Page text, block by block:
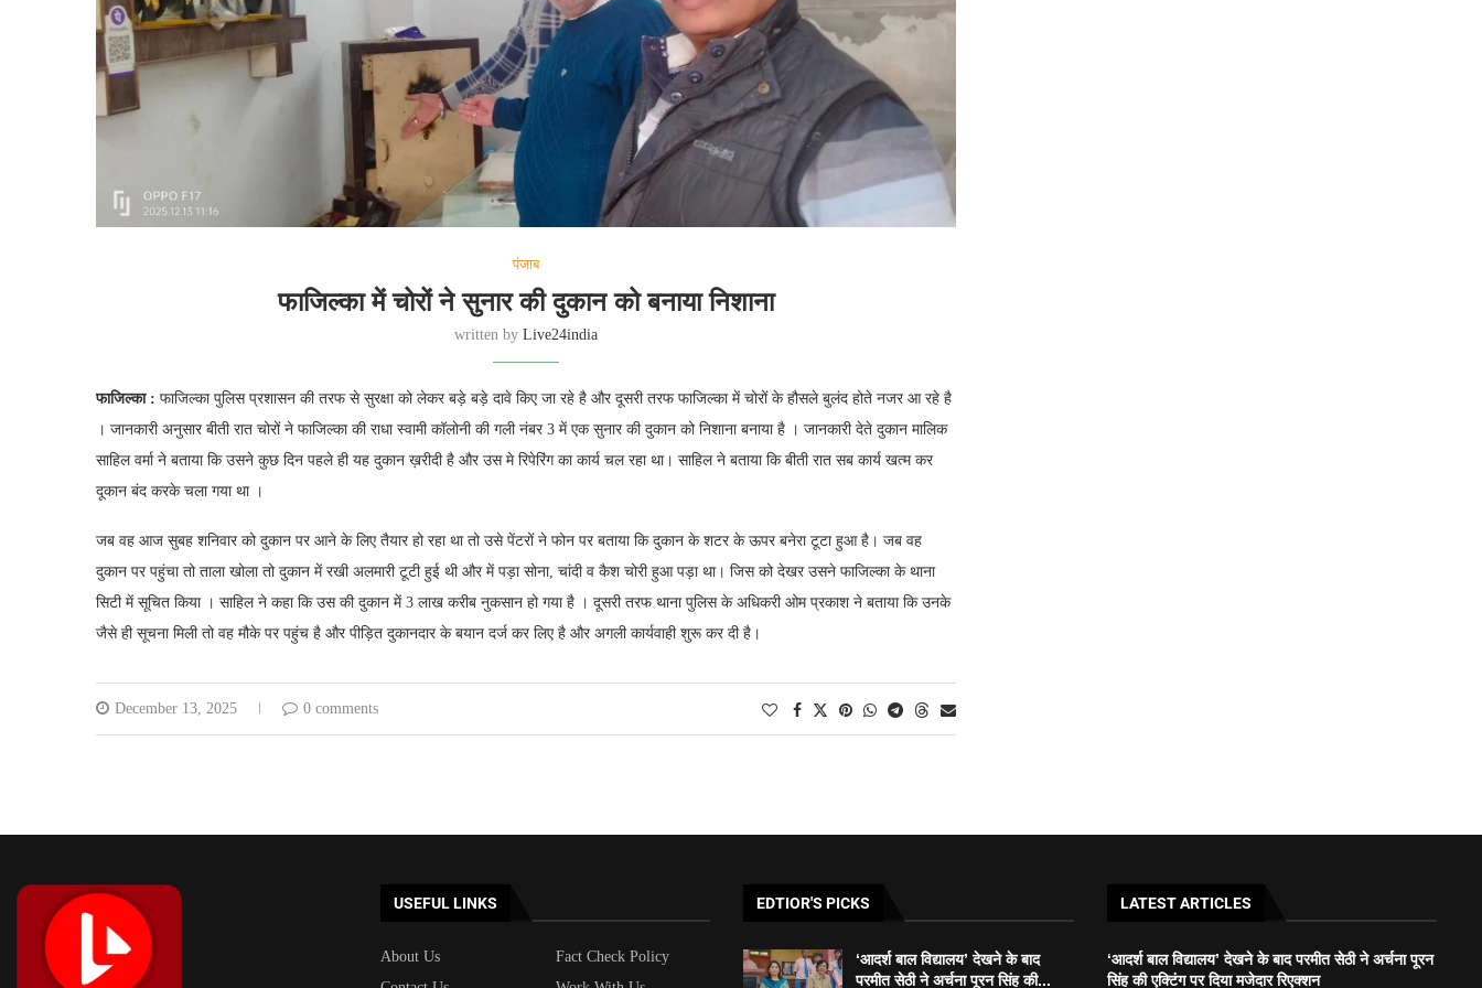
पंजाब
फाजिल्का में चोरों ने सुनार की दुकान को बनाया निशाना
written by Live24india
फाजिल्का : फाजिल्का पुलिस प्रशासन की तरफ से सुरक्षा को लेकर बड़े बड़े दावे किए जा रहे है और दूसरी तरफ फाजिल्का में चोरों के हौसले बुलंद होते नजर आ रहे है
। जानकारी अनुसार बीती रात चोरों ने फाजिल्का की राधा स्वामी कॉलोनी की गली नंबर 3 में एक सुनार की दुकान को निशाना बनाया है । जानकारी देते दुकान मालिक
साहिल वर्मा ने बताया कि उसने कुछ दिन पहले ही यह दुकान ख़रीदी है और उस मे रिपेरिंग का कार्य चल रहा था। साहिल ने बताया कि बीती रात सब कार्य खत्म कर
दूकान बंद करके चला गया था ।
जब वह आज सुबह शनिवार को दुकान पर आने के लिए तैयार हो रहा था तो उसे पेंटरों ने फोन पर बताया कि दुकान के शटर के ऊपर बनेरा टूटा हुआ है। जब वह
दुकान पर पहुंचा तो ताला खोला तो दुकान में रखी अलमारी टूटी हुई थी और में पड़ा सोना, चांदी व कैश चोरी हुआ पड़ा था। जिस को देखर उसने फाजिल्का के थाना
सिटी में सूचित किया । साहिल ने कहा कि उस की दुकान में 3 लाख करीब नुकसान हो गया है । दूसरी तरफ थाना पुलिस के अधिकरी ओम प्रकाश ने बताया कि उनके
जैसे ही सूचना मिली तो वह मौके पर पहुंच है और पीड़ित दुकानदार के बयान दर्ज कर लिए है और अगली कार्यवाही शुरू कर दी है।
December 13, 2025 0 comments
USEFUL LINKS
About Us
Fact Check Policy
EDTIOR'S PICKS
‘आदर्श बाल विद्यालय’ देखने के बाद
परमीत सेठी ने अर्चना पूरन सिंह की...
LATEST ARTICLES
‘आदर्श बाल विद्यालय’ देखने के बाद परमीत सेठी ने अर्चना पूरन
सिंह की एक्टिंग पर दिया मजेदार रिएक्शन